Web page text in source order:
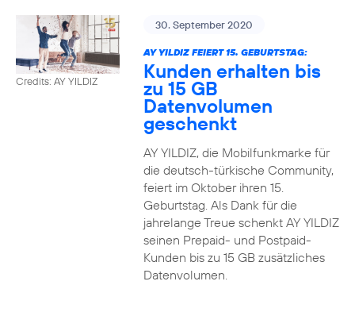
Credits: AY YILDIZ
30. September 2020
AY YILDIZ FEIERT 15. GEBURTSTAG:
Kunden erhalten bis
zu 15 GB
Datenvolumen
geschenkt
AY YILDIZ, die Mobilfunkmarke für
die deutsch-türkische Community,
feiert im Oktober ihren 15.
Geburtstag. Als Dank für die
jahrelange Treue schenkt AY YILDIZ
seinen Prepaid- und Postpaid-
Kunden bis zu 15 GB zusätzliches
Datenvolumen.